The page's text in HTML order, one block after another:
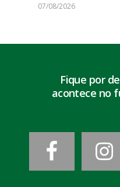
07/08/2026
Fique por
acontece no